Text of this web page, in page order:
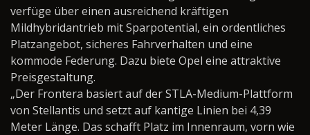
verfüge über einen ausreichend kräftigen
Mildhybridantrieb mit Sparpotential, ein ordentliches
Platzangebot, sicheres Fahrverhalten und eine
kommode Federung. Dazu biete Opel eine attraktive
Preisgestaltung.
„Der Frontera basiert auf der STLA-Medium-Plattform
von Stellantis und setzt auf kantige Linien bei 4,39
Meter Länge. Das schafft Platz im Innenraum, vorn wie